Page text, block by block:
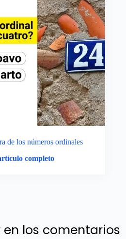
de los números ordinales
completo
los comentarios